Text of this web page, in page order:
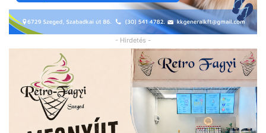
- Hirdetés -